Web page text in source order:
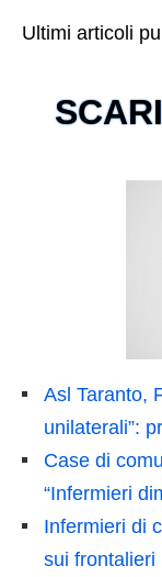
Ultimi articoli
Asl Taranto,
unilaterali”:
Case di
“Infermieri
Infermieri di
sui frontalieri